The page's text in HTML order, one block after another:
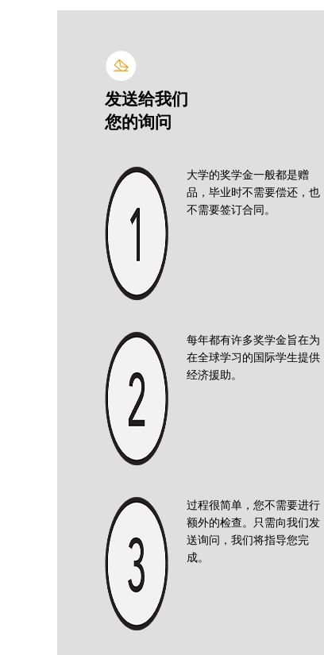
发送给我们
您的询问
大学的奖学金一般都是赠
品，毕业时不需要偿还，也
不需要签订合同。
每年都有许多奖学金旨在为
在全球学习的国际学生提供
经济援助。
过程很简单，您不需要进行
额外的检查。只需向我们发
送询问，我们将指导您完
成。